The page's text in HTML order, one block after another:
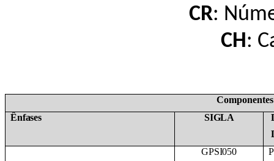
CR:
CH:
Ênfases
SIGLA
GPSI050